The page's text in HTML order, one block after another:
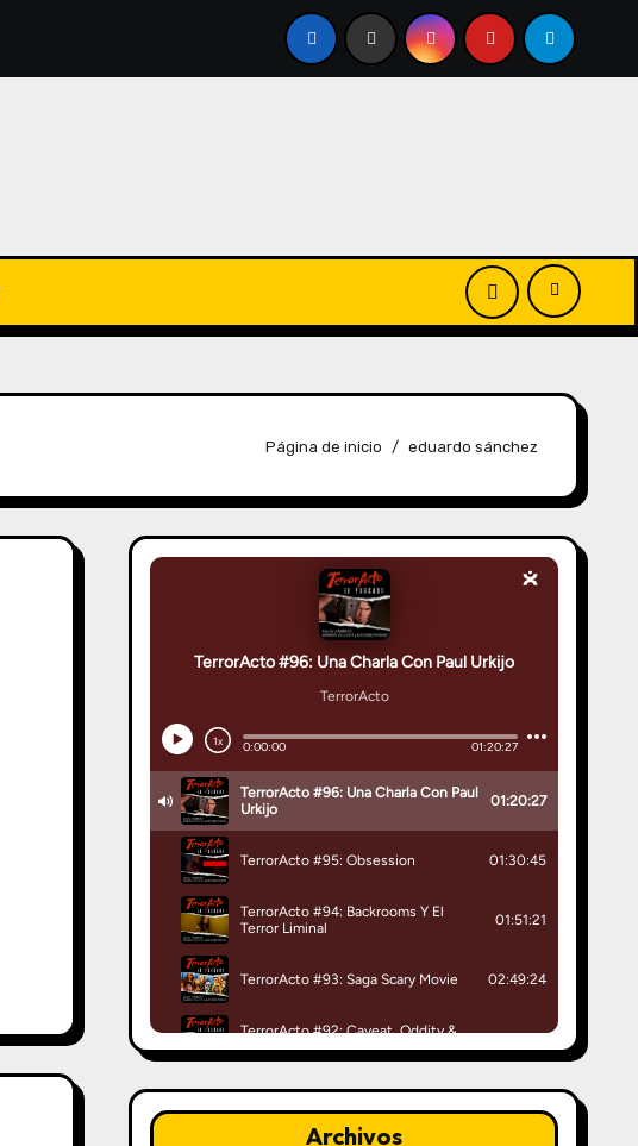
Página de inicio eduardo sánchez
Archivos